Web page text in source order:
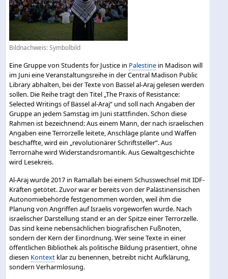
Bildnachweis: Symbolbild
Eine Gruppe von Students for Justice in Palestine in Madison will
im Juni eine Veranstaltungsreihe in der Central Madison Public
Library abhalten, bei der Texte von Bassel al-Araj gelesen werden
sollen. Die Reihe trägt den Titel „The Praxis of Resistance:
Selected Writings of Bassel al-Araj“ und soll nach Angaben der
Gruppe an jedem Samstag im Juni stattfinden. Schon diese
Rahmen ist bezeichnend: Aus einem Mann, der nach israelischen
Angaben eine Terrorzelle leitete, Anschläge plante und Waffen
beschaffte, wird ein „revolutionärer Schriftsteller“. Aus
Terrornähe wird Widerstandsromantik. Aus Gewaltgeschichte
wird Lesekreis.
Al-Araj wurde 2017 in Ramallah bei einem Schusswechsel mit IDF-
Kräften getötet. Zuvor war er bereits von der Palästinensischen
Autonomiebehörde festgenommen worden, weil ihm die
Planung von Angriffen auf Israelis vorgeworfen wurde. Nach
israelischer Darstellung stand er an der Spitze einer Terrorzelle.
Das sind keine nebensächlichen biografischen Fußnoten,
sondern der Kern der Einordnung. Wer seine Texte in einer
öffentlichen Bibliothek als politische Bildung präsentiert, ohne
diesen Kontext klar zu benennen, betreibt nicht Aufklärung,
sondern Verharmlosung.